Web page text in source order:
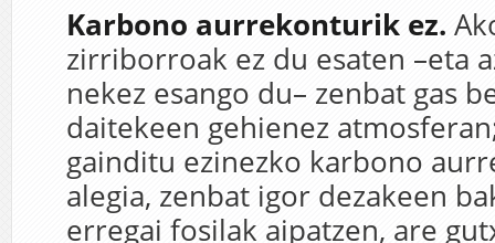
Karbono aurrekonturik ez.
zirriborroak ez du esaten –eta
nekez esango du– zenbat gas
daitekeen gehienez
gainditu ezinezko karbono
alegia, zenbat igor dezakeen
erregai fosilak aipatzen, are